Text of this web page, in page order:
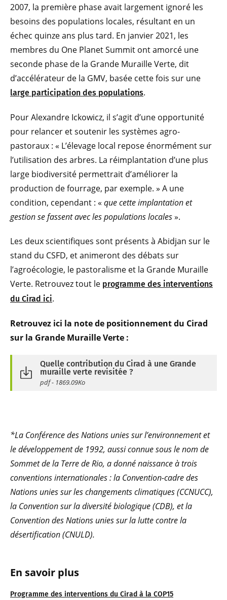
En savoir plus
Programme des interventions du Cirad à la COP15
2007, la première phase avait largement ignoré les
besoins des populations locales, résultant en un
échec quinze ans plus tard. En janvier 2021, les
membres du One Planet Summit ont amorcé une
seconde phase de la Grande Muraille Verte, dit
d’accélérateur de la GMV, basée cette fois sur une
large participation des populations.
Pour Alexandre Ickowicz, il s’agit d’une opportunité
pour relancer et soutenir les systèmes agro-
pastoraux : « L’élevage local repose énormément sur
l’utilisation des arbres. La réimplantation d’une plus
large biodiversité permettrait d’améliorer la
production de fourrage, par exemple. » A une
condition, cependant : « que cette implantation et
gestion se fassent avec les populations locales».
Les deux scientifiques sont présents à Abidjan sur le
stand du CSFD, et animeront des débats sur
l’agroécologie, le pastoralisme et la Grande Muraille
Verte. Retrouvez tout le programme des interventions
du Cirad ici.
Retrouvez ici la note de positionnement du Cirad
sur la Grande Muraille Verte :
Quelle contribution du Cirad à une Grande
muraille verte revisitée ?
pdf - 1869.09Ko
*La Conférence des Nations unies sur l’environnement et
le développement de 1992, aussi connue sous le nom de
Sommet de la Terre de Rio, a donné naissance à trois
conventions internationales : la Convention-cadre des
Nations unies sur les changements climatiques (CCNUCC),
la Convention sur la diversité biologique (CDB), et la
Convention des Nations unies sur la lutte contre la
désertification (CNULD).